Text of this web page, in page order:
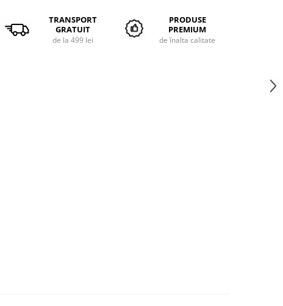
TRANSPORT
GRATUIT
de la 499 lei
PRODUSE
PREMIUM
de înalta calitate